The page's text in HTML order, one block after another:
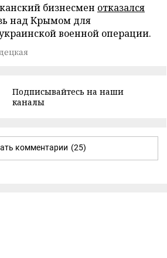
бизнесмен отказался
над Крымом для
военной операции.
Подписывайтесь на наши
каналы
комментарии (25)